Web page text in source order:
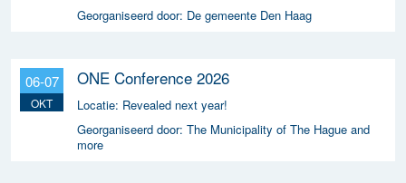
Georganiseerd door: De gemeente Den Haag
06-07
OKT
ONE Conference 2026
Locatie: Revealed next year!
Georganiseerd door: The Municipality of The Hague and
more